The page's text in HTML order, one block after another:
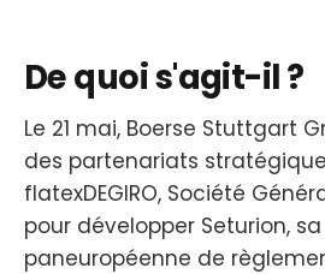
De quoi s'agit-il ?
Le 21 mai, Boerse Stuttgart
des partenariats
flatexDEGIRO, Société
pour développer Seturion,
paneuropéenne de